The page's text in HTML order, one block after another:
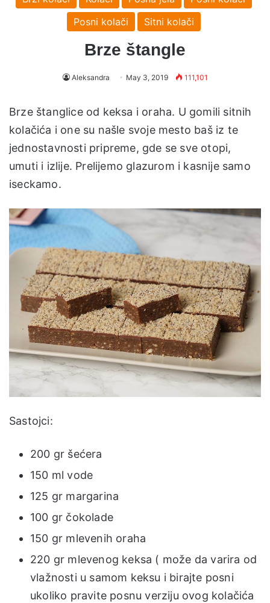
Posni kolači
Sitni kolači
Brze štangle
Aleksandra May 3, 2019 111,101
Brze štanglice od keksa i oraha. U gomili sitnih
kolačića i one su našle svoje mesto baš iz te
jednostavnosti pripreme, gde se sve otopi,
umuti i izlije. Prelijemo glazurom i kasnije samo
iseckamo.
Sastojci:
200 gr šećera
150 ml vode
125 gr margarina
100 gr čokolade
150 gr mlevenih oraha
220 gr mlevenog keksa ( može da varira od
vlažnosti u samom keksu i birajte posni
ukoliko pravite posnu verziju ovog kolačića